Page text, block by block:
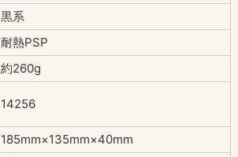
黒系
耐熱PSP
約260g
14256
185mm×135mm×40mm